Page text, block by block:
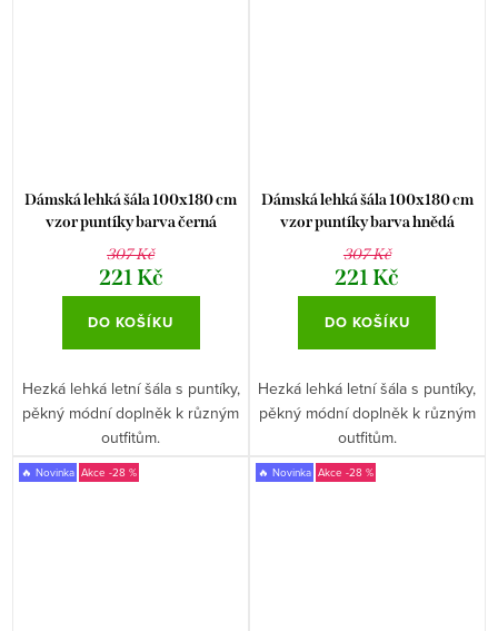
Dámská lehká šála 100x180 cm
vzor puntíky barva černá
307 Kč
221 Kč
DO KOŠÍKU
Hezká lehká letní šála s puntíky,
pěkný módní doplněk k různým
outfitům.
Dámská lehká šála 100x180 cm
vzor puntíky barva hnědá
307 Kč
221 Kč
DO KOŠÍKU
Hezká lehká letní šála s puntíky,
pěkný módní doplněk k různým
outfitům.
🔥 Novinka -28 % 🔥 Novinka -28 %